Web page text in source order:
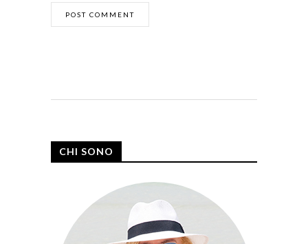
CHI SONO